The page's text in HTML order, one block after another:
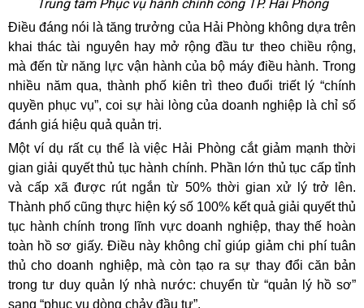
Trung tâm Phục vụ hành chính công TP. Hải Phòng
Điều đáng nói là tăng trưởng của Hải Phòng không dựa trên
khai thác tài nguyên hay mở rộng đầu tư theo chiều rộng,
mà đến từ năng lực vận hành của bộ máy điều hành. Trong
nhiều năm qua, thành phố kiên trì theo đuổi triết lý “chính
quyền phục vụ”, coi sự hài lòng của doanh nghiệp là chỉ số
đánh giá hiệu quả quản trị.
Một ví dụ rất cụ thể là việc Hải Phòng cắt giảm mạnh thời
gian giải quyết thủ tục hành chính. Phần lớn thủ tục cấp tỉnh
và cấp xã được rút ngắn từ 50% thời gian xử lý trở lên.
Thành phố cũng thực hiện ký số 100% kết quả giải quyết thủ
tục hành chính trong lĩnh vực doanh nghiệp, thay thế hoàn
toàn hồ sơ giấy. Điều này không chỉ giúp giảm chi phí tuân
thủ cho doanh nghiệp, mà còn tạo ra sự thay đổi căn bản
trong tư duy quản lý nhà nước: chuyển từ “quản lý hồ sơ”
sang “phục vụ dòng chảy đầu tư”.